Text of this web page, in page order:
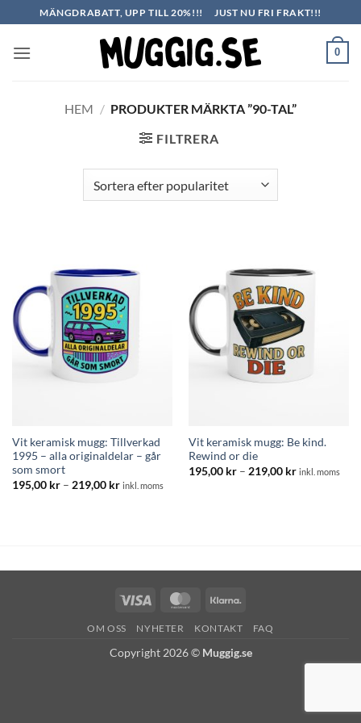
to
content
MÄNGDRABATT, UPP TILL 20%!!! JUST NU FRI FRAKT!!!
0
HEM / PRODUKTER MÄRKTA ”90-TAL”
FILTRERA
Vit keramisk mugg: Tillverkad
1995 – alla originaldelar – går
som smort
195,00 kr – 219,00 krPrisintervall:
inkl. moms
Vit keramisk mugg: Be kind.
Rewind or die
195,00 kr – 219,00 krPrisintervall:
inkl. moms
Visa MasterCard
OM OSS NYHETER KONTAKT FAQ
Copyright 2026 © Muggig.se